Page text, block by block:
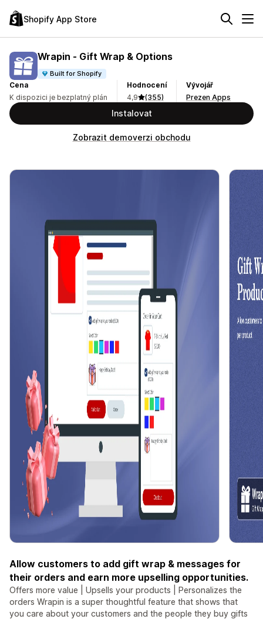
Shopify App Store
Wrapin ‑ Gift Wrap & Options
Built for Shopify
Cena
K dispozici je bezplatný plán
Hodnocení
4,9
(355)
Vývojář
Prezen Apps
Instalovat
Zobrazit demoverzi obchodu
Allow customers to add gift wrap & messages for
their orders and earn more upselling opportunities.
Offers more value | Upsells your products | Personalizes the
orders Wrapin is a super thoughtful feature that shows that
you care about your customers and the people they buy gifts